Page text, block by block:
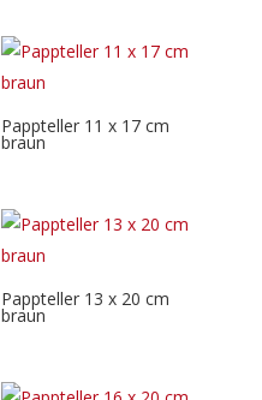
Pappteller 11 x 17 cm
braun
Pappteller 13 x 20 cm
braun